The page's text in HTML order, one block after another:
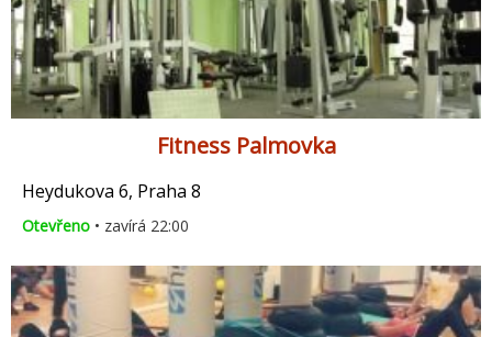
Fitness Palmovka
Heydukova 6, Praha 8
Otevřeno • zavírá 22:00